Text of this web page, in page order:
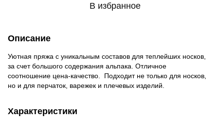
В избранное
Описание
Уютная пряжа с уникальным составов для теплейших носков,
за счет большого содержания альпака. Отличное
соотношение цена-качество. Подходит не только для носков,
но и для перчаток, варежек и плечевых изделий.
Характеристики